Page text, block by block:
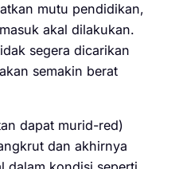
mutu pendidikan,
akal dilakukan.
segera dicarikan
semakin berat
dapat murid-red)
dan akhirnya